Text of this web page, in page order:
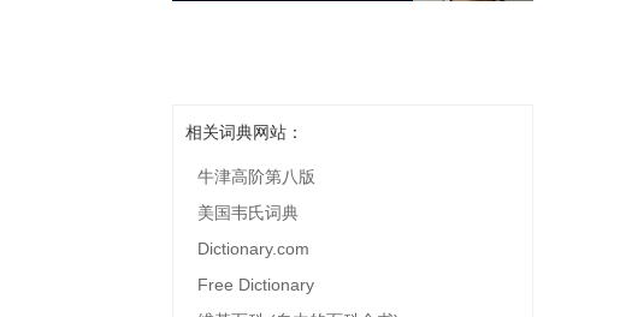
相关词典网站：
牛津高阶第八版
美国韦氏词典
Dictionary.com
Free Dictionary